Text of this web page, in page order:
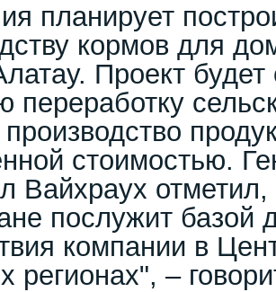
планирует
кормов для
Проект
переработку
стоимостью.
Вайхраух отметил,
послужит базой
компании в
регионах", –